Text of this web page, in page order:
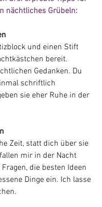
nächtliches Grübeln:
und einen Stift
bereit.
Gedanken. Du
schriftlich
sie eher Ruhe in der
Zeit, statt dich über sie
mir in der Nacht
die besten Ideen
Dinge ein. Ich lasse